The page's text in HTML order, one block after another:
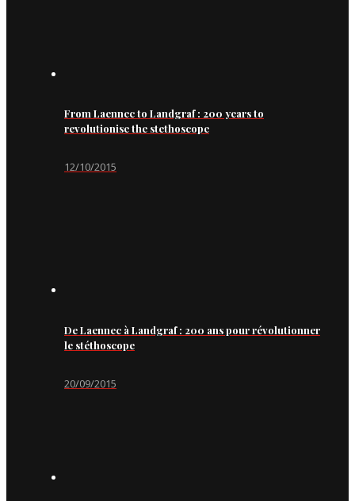
From Laennec to Landgraf : 200 years to
revolutionise the stethoscope
12/10/2015
De Laennec à Landgraf : 200 ans pour révolutionner
le stéthoscope
20/09/2015